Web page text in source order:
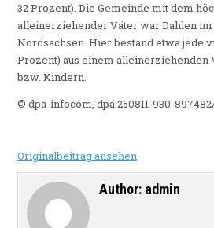
32 Prozent). Die Gemeinde mit dem
alleinerziehender Väter war Dahlen
Nordsachsen. Hier bestand etwa jede
Prozent) aus einem alleinerziehenden
bzw. Kindern.
© dpa-infocom, dpa:250811-930-
Originalbeitrag ansehen
Author: admin